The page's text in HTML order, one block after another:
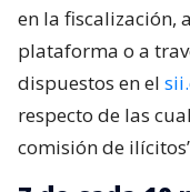
en la fiscalización,
plataforma o a
dispuestos en el
respecto de las
comisión de